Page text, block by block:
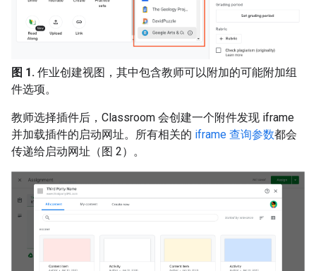
图 1. 作业创建视图，其中包含教师可以附加的可能附加组
件选项。
教师选择插件后，Classroom 会创建一个附件发现 iframe
并加载插件的启动网址。所有相关的 iframe 查询参数都会
传递给启动网址（图 2）。